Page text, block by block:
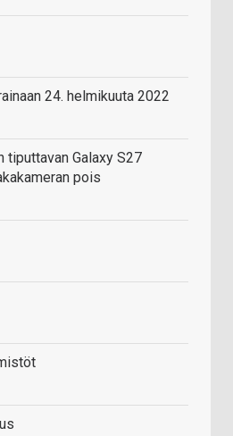
24. helmikuuta 2022
tiputtavan Galaxy S27
pois